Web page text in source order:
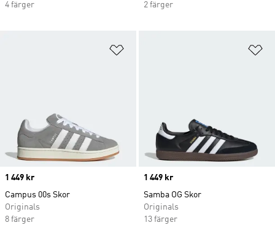
4 färger
2 färger
Price
1 449 kr
Campus 00s Skor
Originals
8 färger
Price
1 449 kr
Samba OG Skor
Originals
13 färger